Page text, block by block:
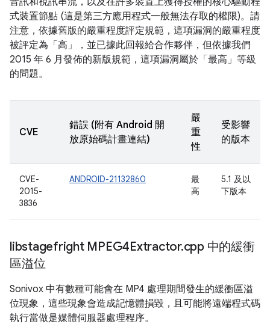
式裝置節點 (這是第三方應用程式一般無法存取的權限)。請
注意，依據舊版的嚴重程度評定規範，這項漏洞的嚴重程度
被評定為「高」，並已據此回報給合作夥伴，但依據我們
2015 年 6 月發佈的新版規範，這項漏洞屬於「最高」等級
的問題。
CVE
錯誤 (附有 Android 開
放原始碼計畫連結)
嚴
重
性
受影響
的版本
CVE-
2015-
3836
ANDROID-21132860
最
高
5.1 及以
下版本
libstagefright MPEG4Extractor.cpp 中的緩衝
區溢位
Sonivox 中有數種可能會在 MP4 處理期間發生的緩衝區溢
位現象，這些現象會造成記憶體損毀，且可能將遠端程式碼
執行當做是媒體伺服器處理程序。